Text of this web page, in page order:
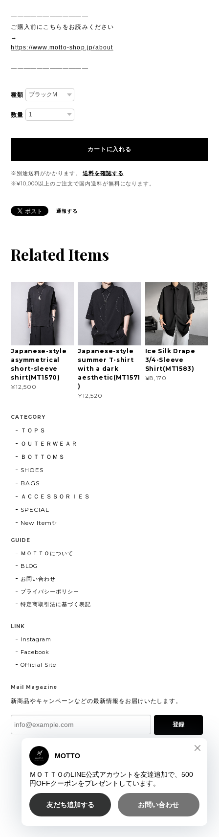
————————————
ご購入前にこちらをお読みください
→
https://www.motto-shop.jp/about
————————————
種類
数量
カートに入れる
※別途送料がかかります。
送料を確認する
※¥10,000以上のご注文で国内送料が無料になります。
通報する
Related Items
Japanese-style
asymmetrical
short-sleeve
shirt(MT1570)
¥12,500
Japanese-style
summer T-shirt
with a dark
aesthetic(MT1571
)
¥12,520
Ice Silk Drape
3/4-Sleeve
Shirt(MT1583)
¥8,170
CATEGORY
ＴＯＰＳ
ＯＵＴＥＲＷＥＡＲ
ＢＯＴＴＯＭＳ
SHOES
BAGS
ＡＣＣＥＳＳＯＲＩＥＳ
SPECIAL
New Item✨
GUIDE
ＭＯＴＴＯについて
BLOG
お問い合わせ
プライバシーポリシー
特定商取引法に基づく表記
LINK
Instagram
Facebook
Official Site
Mail Magazine
新商品やキャンペーンなどの最新情報をお届けいたします。
登録